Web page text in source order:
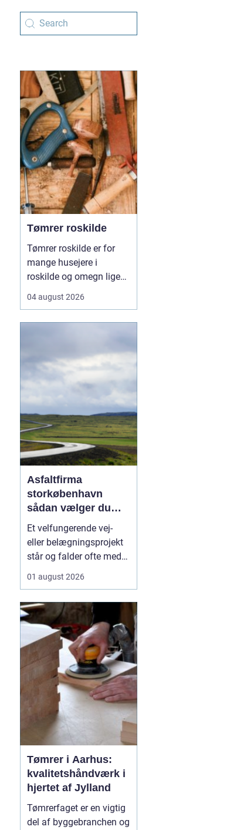
Tømrer roskilde
Tømrer roskilde er for
mange husejere i
roskilde og omegn ligeså
en håndværker, fordi
løsning der holder i
mange år. Valg af tømrer
roskild...
04 august 2026
Asfaltfirma
storkøbenhavn
sådan vælger du
den rette
samarbejdspartner
Et velfungerende vej-
eller belægningsprojekt
står og falder ofte med
Storkøbenhavn er
er tæt, tidsplanerne
stramme, og pladsen på
byggepladserne er ofte
begrænset. Derfor har
entreprenører,
virksomhed...
01 august 2026
Tømrer i Aarhus:
kvalitetshåndværk i
hjertet af Jylland
Tømrerfaget er en vigtig
del af byggebranchen og